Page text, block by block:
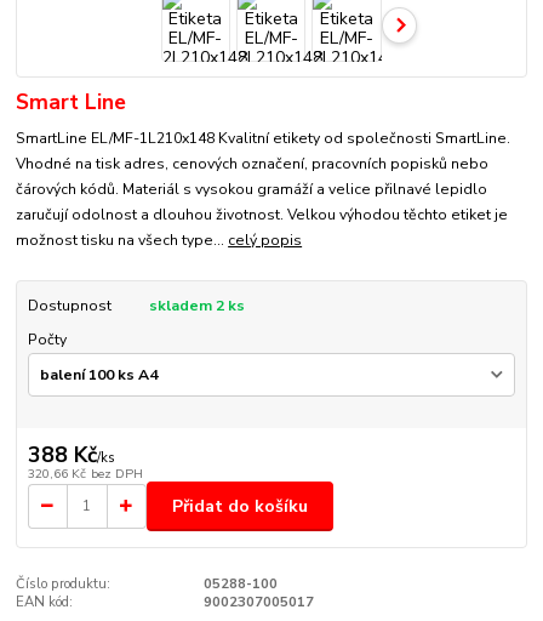
Smart Line
SmartLine EL/MF-1L210x148 Kvalitní etikety od společnosti SmartLine.
Vhodné na tisk adres, cenových označení, pracovních popisků nebo
čárových kódů. Materiál s vysokou gramáží a velice přilnavé lepidlo
zaručují odolnost a dlouhou životnost. Velkou výhodou těchto etiket je
možnost tisku na všech type... celý popis
Dostupnost
skladem 2 ks
Počty
388 Kč/ks
320,66 Kč bez DPH
Přidat do košíku
Číslo produktu:
05288-100
EAN kód:
9002307005017